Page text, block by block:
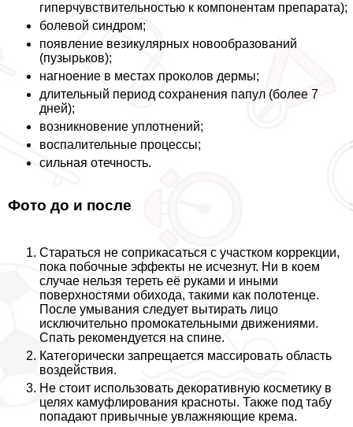
гиперчувствительностью к компонентам препарата);
болевой синдром;
появление везикулярных новообразований
(пузырьков);
нагноение в местах проколов дермы;
длительный период сохранения папул (более 7
дней);
возникновение уплотнений;
воспалительные процессы;
сильная отечность.
Фото до и после
Стараться не соприкасаться с участком коррекции,
пока побочные эффекты не исчезнут. Ни в коем
случае нельзя тереть её руками и иными
поверхностями обихода, такими как полотенце.
После умывания следует вытирать лицо
исключительно промокательными движениями.
Спать рекомендуется на спине.
Категорически запрещается массировать область
воздействия.
Не стоит использовать декоративную косметику в
целях камуфлирования красноты. Также под табу
попадают привычные увлажняющие крема.